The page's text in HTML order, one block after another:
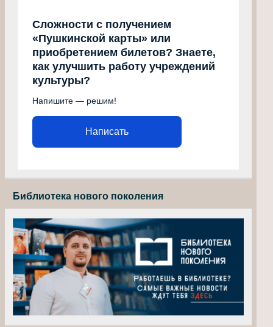
Сложности с получением
«Пушкинской карты» или
приобретением билетов? Знаете,
как улучшить работу учреждений
культуры?
Напишите — решим!
Написать
Библиотека нового поколения